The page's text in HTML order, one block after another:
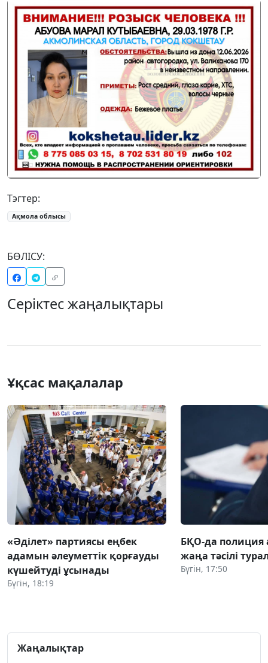
Тэгтер:
Ақмола облысы
БӨЛІСУ:
Серіктес жаңалықтары
Ұқсас мақалалар
«Әділет» партиясы еңбек
адамын әлеуметтік қорғауды
күшейтуді ұсынады
Бүгін, 18:19
БҚО-да полиция
жаңа тәсілі
Бүгін, 17:50
Жаңалықтар